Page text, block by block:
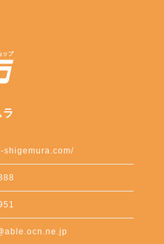
shigemura.com/